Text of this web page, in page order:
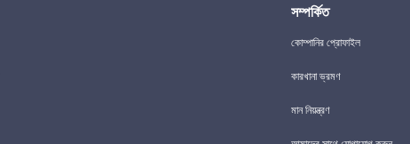
সম্পর্কিত
কোম্পানির প্রোফাইল
কারখানা ভ্রমণ
মান নিয়ন্ত্রণ